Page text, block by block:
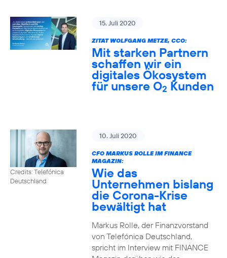
15. Juli 2020
ZITAT WOLFGANG METZE, CCO:
Mit starken Partnern
schaffen wir ein
digitales Ökosystem
für unsere O2 Kunden
Credits: Telefónica
Deutschland
10. Juli 2020
CFO MARKUS ROLLE IM FINANCE
MAGAZIN:
Wie das
Unternehmen bislang
die Corona-Krise
bewältigt hat
Markus Rolle, der Finanzvorstand
von Telefónica Deutschland,
spricht im Interview mit FINANCE